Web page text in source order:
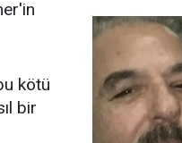
kötü
bir